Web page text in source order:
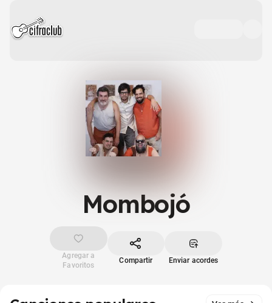
Mombojó
Agregar a
Favoritos
Compartir Enviar acordes